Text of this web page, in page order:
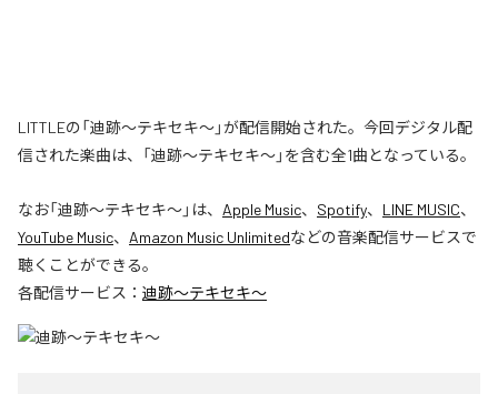
LITTLEの「迪跡〜テキセキ〜」が配信開始された。今回デジタル配
信された楽曲は、「迪跡〜テキセキ〜」を含む全1曲となっている。
なお「迪跡〜テキセキ〜」は、 Apple Music、 Spotify、 LINE MUSIC、
YouTube Music、 Amazon Music Unlimitedなどの音楽配信サービスで
聴くことができる。
各配信サービス： 迪跡〜テキセキ〜